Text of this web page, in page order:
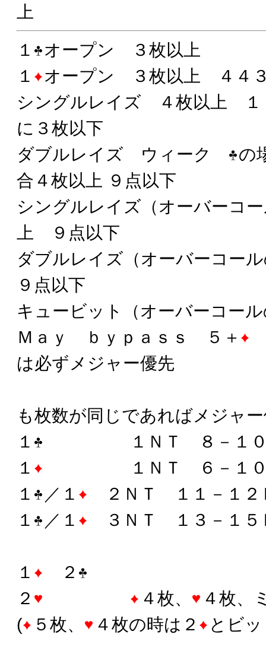
上
１
オープン ３枚以上
１
オープン ３枚以上 ４４
シングルレイズ ４枚以上
に３枚以下
ダブルレイズ ウィーク
の
合４枚以上 ９点以下
シングルレイズ（オーバーコ
上 ９点以下
ダブルレイズ（オーバーコ
９点以下
キュービット（オーバーコー
Ｍａｙ ｂｙｐａｓｓ ５＋
は必ずメジャー優先
も枚数が同じであればメジャ
１
１ＮＴ ８－１０
１
１ＮＴ ６－１０
１
／１
２ＮＴ １１－１２
１
／１ ３ＮＴ １３－１５
１
２
２
４枚、
４枚、
(
５枚、 ４枚の時は２ とビ